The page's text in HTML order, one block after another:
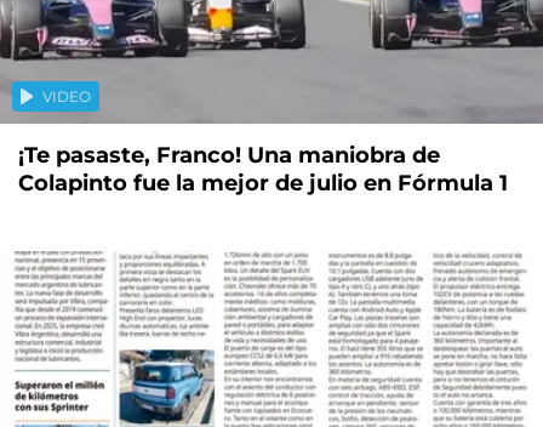
VIDEO
¡Te pasaste, Franco! Una maniobra de
Colapinto fue la mejor de julio en Fórmula 1